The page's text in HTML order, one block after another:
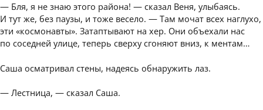
— Бля, я не знаю этого района! — сказал Веня, улыбаясь.
И тут же, без паузы, и тоже весело. — Там мочат всех наглухо,
эти «космонавты». Затаптывают на хер. Они объехали нас
по соседней улице, теперь сверху сгоняют вниз, к ментам…
Саша осматривал стены, надеясь обнаружить лаз.
— Лестница, — сказал Саша.